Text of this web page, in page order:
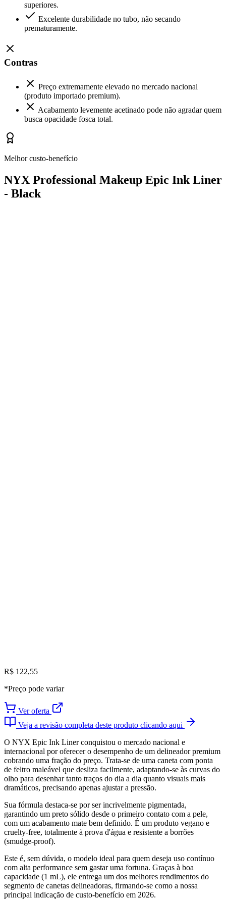
superiores.
Excelente durabilidade no tubo, não secando
prematuramente.
Contras
Preço extremamente elevado no mercado nacional
(produto importado premium).
Acabamento levemente acetinado pode não agradar quem
busca opacidade fosca total.
Melhor custo-benefício
NYX Professional Makeup Epic Ink Liner
- Black
R$ 122,55
*Preço pode variar
Ver oferta
Veja a revisão completa deste produto clicando aqui
O NYX Epic Ink Liner conquistou o mercado nacional e
internacional por oferecer o desempenho de um delineador premium
cobrando uma fração do preço. Trata-se de uma caneta com ponta
de feltro maleável que desliza facilmente, adaptando-se às curvas do
olho para desenhar tanto traços do dia a dia quanto visuais mais
dramáticos, precisando apenas ajustar a pressão.
Sua fórmula destaca-se por ser incrivelmente pigmentada,
garantindo um preto sólido desde o primeiro contato com a pele,
com um acabamento mate bem definido. É um produto vegano e
cruelty-free, totalmente à prova d'água e resistente a borrões
(smudge-proof).
Este é, sem dúvida, o modelo ideal para quem deseja uso contínuo
com alta performance sem gastar uma fortuna. Graças à boa
capacidade (1 mL), ele entrega um dos melhores rendimentos do
segmento de canetas delineadoras, firmando-se como a nossa
principal indicação de custo-benefício em 2026.